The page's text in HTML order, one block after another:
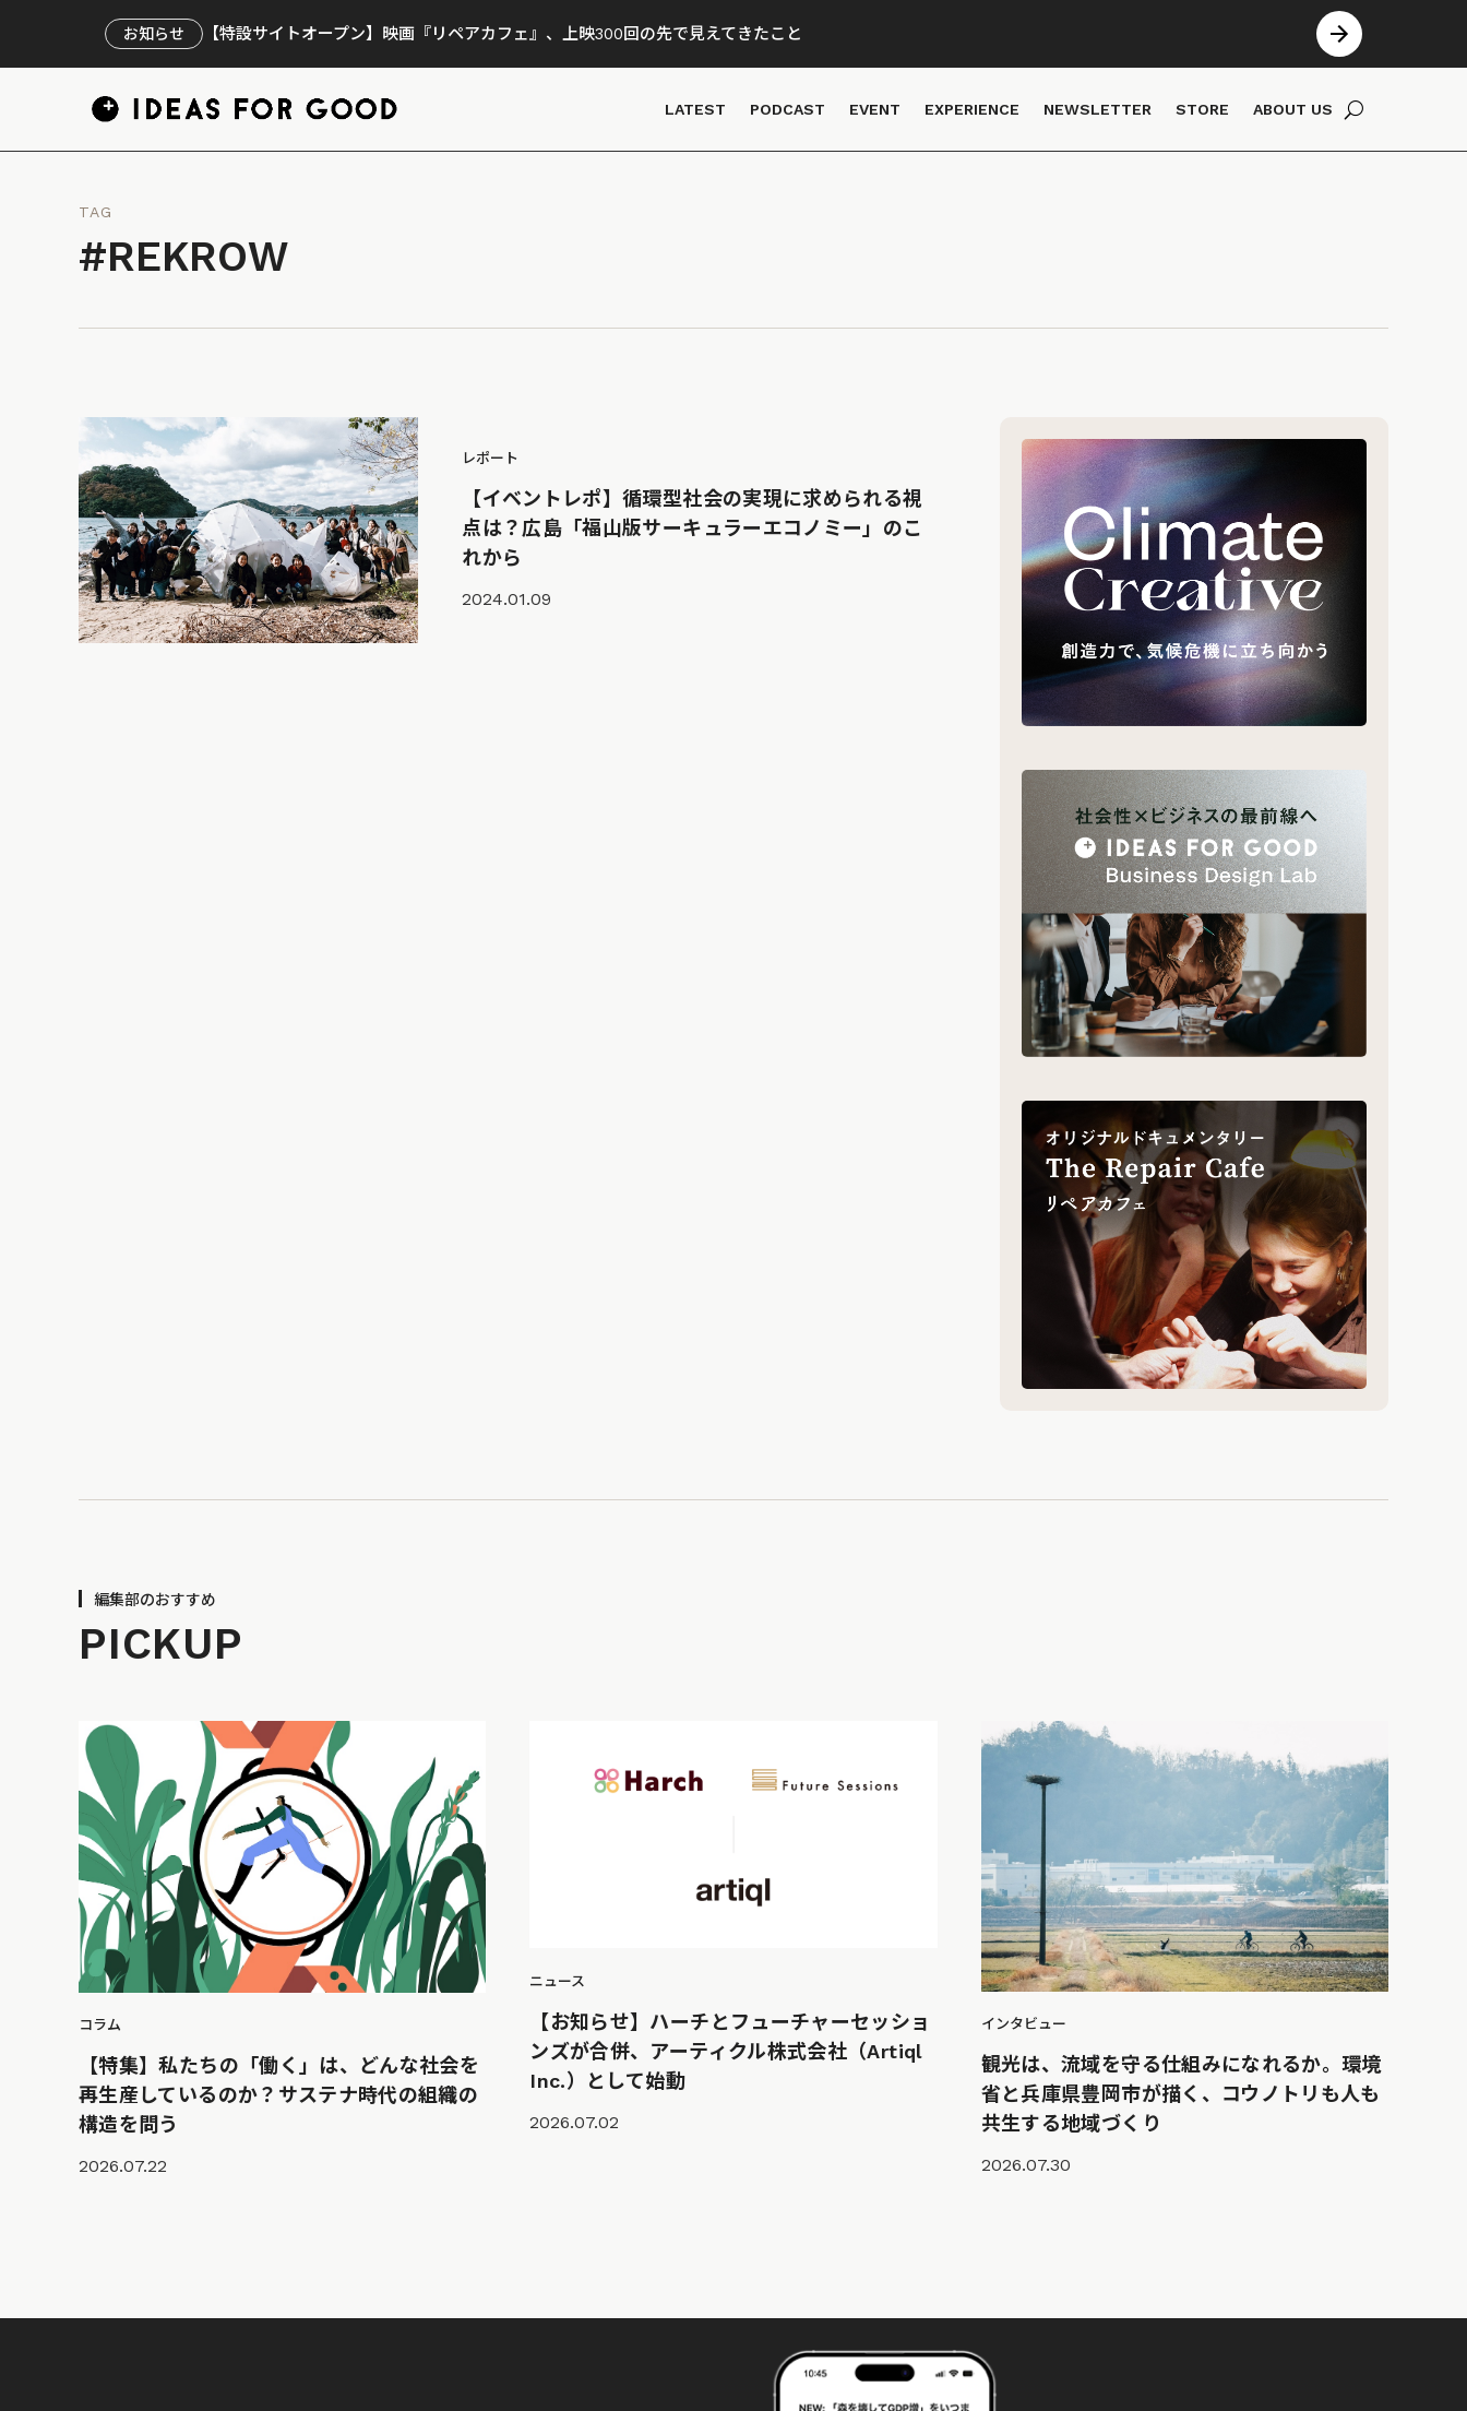
お知らせ 【特設サイトオープン】映画『リペアカフェ』、上映300回の先で見えてきたこと
LATEST PODCAST EVENT EXPERIENCE NEWSLETTER STORE ABOUT US
TAG
#REKROW
レポート
【イベントレポ】循環型社会の実現に求められる視
点は？広島「福山版サーキュラーエコノミー」のこ
れから
2024.01.09
編集部のおすすめ
PICKUP
コラム
【特集】私たちの「働く」は、どんな社会を
再生産しているのか？サステナ時代の組織の
構造を問う
2026.07.22
ニュース
【お知らせ】ハーチとフューチャーセッショ
ンズが合併、アーティクル株式会社（Artiql
Inc.）として始動
2026.07.02
インタビュー
観光は、流域を守る仕組みになれるか。環境
省と兵庫県豊岡市が描く、コウノトリも人も
共生する地域づくり
2026.07.30